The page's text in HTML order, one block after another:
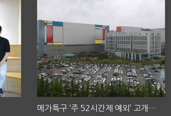
메가특구 ‘주 52시간제 예외’ 고개…